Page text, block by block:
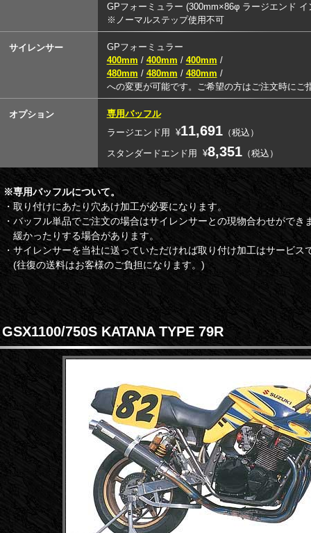
GPフォーミュラー (300mm×86φ ラージエンド イ
※ノーマルステップ使用不可
サイレンサー
GPフォーミュラー
400mm / 400mm / 400mm /
480mm / 480mm / 480mm /
への変更が可能です。ご希望の方はご注文時にご
オプション
専用バッフル
ラージエンド用
¥11,691（税込）
スタンダードエンド用
¥8,351（税込）
※専用バッフルについて。
・取り付けにあたり穴あけ加工が必要になります。
・バッフル単品でご注文の場合はサイレンサーとの現物合わせがで
緩かったりする場合があります。
・サイレンサーを当社に送っていただければ取り付け加工はサービス
(往復の送料はお客様のご負担になります。)
GSX1100/750S KATANA TYPE 79R